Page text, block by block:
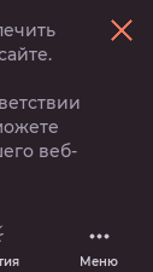
веб-
Меню